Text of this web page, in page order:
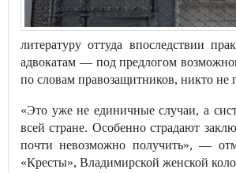
литературу оттуда впоследствии
адвокатам — под предлогом
по словам правозащитников, никто не
«Это уже не единичные случаи, а
всей стране. Особенно страдают
почти невозможно получить», —
«Кресты», Владимирской женской